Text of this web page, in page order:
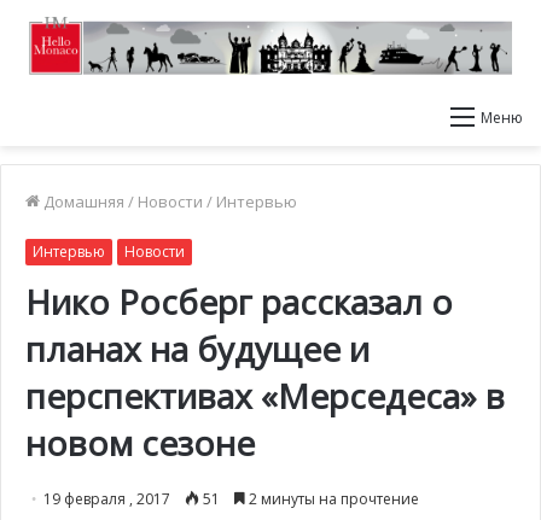
Меню
Домашняя / Новости / Интервью
Интервью Новости
Нико Росберг рассказал о
планах на будущее и
перспективах «Мерседеса» в
новом сезоне
19 февраля , 2017 51 2 минуты на прочтение